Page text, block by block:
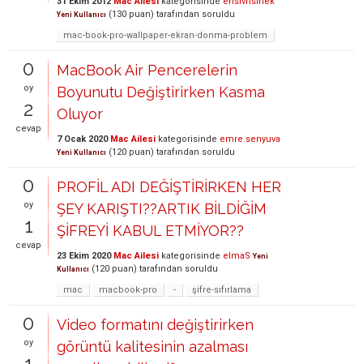
Yeni Kullanıcı (130 puan) tarafından soruldu
mac-book-pro-wallpaper-ekran-donma-problem
0
oy
2
cevap
MacBook Air Pencerelerin
Boyunutu Değiştirirken Kasma
Oluyor
7 Ocak 2020 Mac Ailesi kategorisinde emre.senyuva
Yeni Kullanıcı (120 puan) tarafından soruldu
0
oy
1
cevap
PROFİL ADI DEĞİŞTİRİRKEN HER
ŞEY KARIŞTI??ARTIK BİLDİĞİM
ŞİFREYİ KABUL ETMİYOR??
23 Ekim 2020 Mac Ailesi kategorisinde elmaS Yeni
Kullanıcı (120 puan) tarafından soruldu
mac
macbook-pro - şifre-sıfırlama
0
oy
Video formatını değiştirirken
görüntü kalitesinin azalması